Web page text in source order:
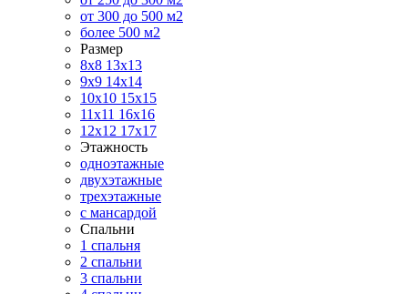
от 300 до 500 м2
более 500 м2
Размер
8х8 13х13
9х9 14х14
10х10 15х15
11x11 16х16
12х12 17х17
Этажность
одноэтажные
двухэтажные
трехэтажные
с мансардой
Спальни
1 спальня
2 спальни
3 спальни